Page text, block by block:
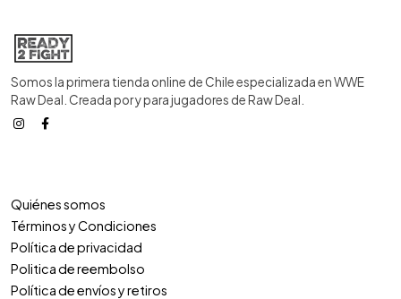
Somos la primera tienda online de Chile especializada en WWE
Raw Deal. Creada por y para jugadores de Raw Deal.
Quiénes somos
Términos y Condiciones
Política de privacidad
Politica de reembolso
Política de envíos y retiros